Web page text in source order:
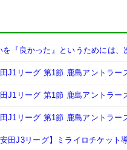
『良かった』というためには、
J1リーグ 第1節 鹿島アントラー
J1リーグ 第1節 鹿島アントラー
J1リーグ 第1節 鹿島アントラー
安田J3リーグ】ミライロチケット